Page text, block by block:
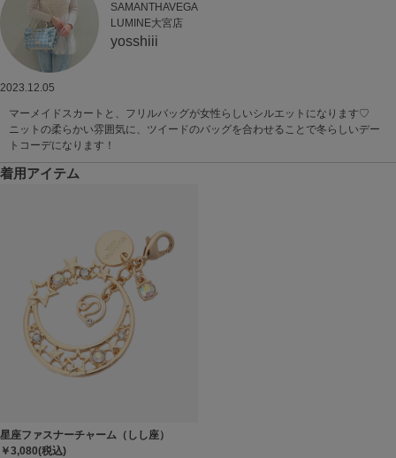
SAMANTHAVEGA
LUMINE大宮店
yosshiii
2023.12.05
マーメイドスカートと、フリルバッグが女性らしいシルエットになります♡
ニットの柔らかい雰囲気に、ツイードのバッグを合わせることで冬らしいデー
トコーデになります！
着用アイテム
星座ファスナーチャーム（しし座）
￥3,080(税込)